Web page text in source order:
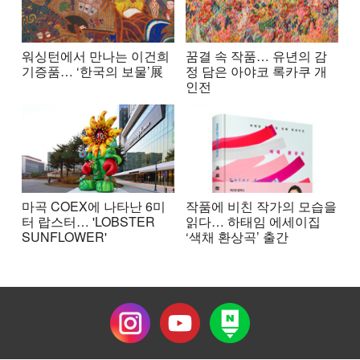
워싱턴에서 만나는 이건희
기증품… ‘한국의 보물’展
꿈결 속 작품… 유년의 감
정 담은 아야코 록카쿠 개
인전
마곡 COEX에 나타난 6미
터 랍스터… 'LOBSTER
SUNFLOWER'
작품에 비친 작가의 모습을
읽다… 하태임 에세이집
‘색채 환상곡’ 출간